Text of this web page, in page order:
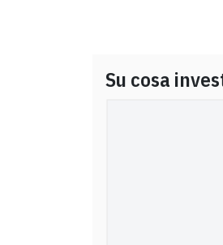
Su cosa